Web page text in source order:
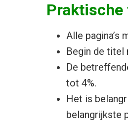
Praktische
Alle pagina’s
Begin de titel
De
tot 4%.
Het is
belangrijkste